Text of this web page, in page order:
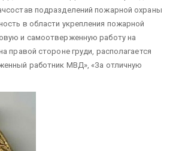
подразделений пожарной охраны
в области укрепления пожарной
и самоотверженную работу на
правой стороне груди, располагается
работник МВД», «За отличную